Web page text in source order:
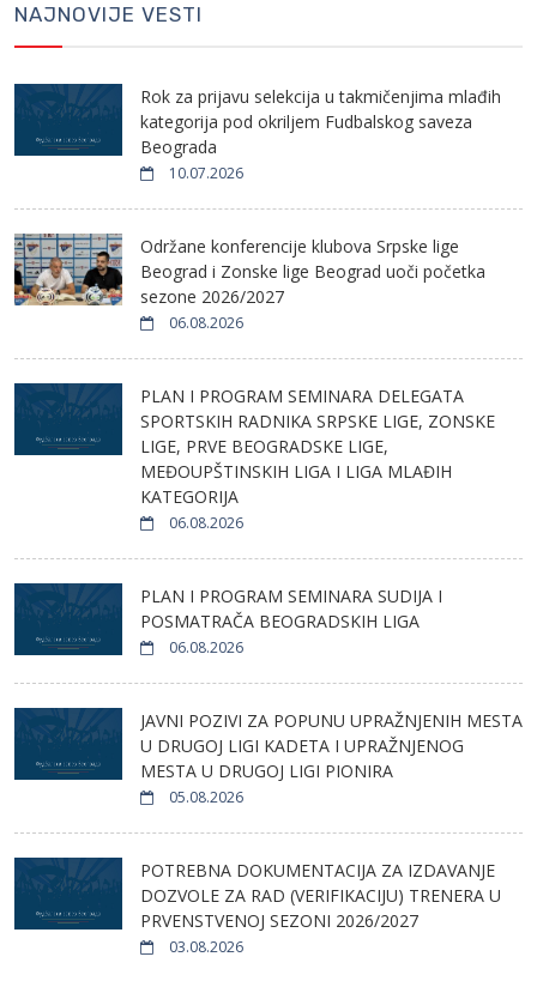
NAJNOVIJE VESTI
Rok za prijavu selekcija u takmičenjima mlađih
kategorija pod okriljem Fudbalskog saveza
Beograda
10.07.2026
Održane konferencije klubova Srpske lige
Beograd i Zonske lige Beograd uoči početka
sezone 2026/2027
06.08.2026
PLAN I PROGRAM SEMINARA DELEGATA
SPORTSKIH RADNIKA SRPSKE LIGE, ZONSKE
LIGE, PRVE BEOGRADSKE LIGE,
MEĐOUPŠTINSKIH LIGA I LIGA MLAĐIH
KATEGORIJA
06.08.2026
PLAN I PROGRAM SEMINARA SUDIJA I
POSMATRAČA BEOGRADSKIH LIGA
06.08.2026
JAVNI POZIVI ZA POPUNU UPRAŽNJENIH MESTA
U DRUGOJ LIGI KADETA I UPRAŽNJENOG
MESTA U DRUGOJ LIGI PIONIRA
05.08.2026
POTREBNA DOKUMENTACIJA ZA IZDAVANJE
DOZVOLE ZA RAD (VERIFIKACIJU) TRENERA U
PRVENSTVENOJ SEZONI 2026/2027
03.08.2026